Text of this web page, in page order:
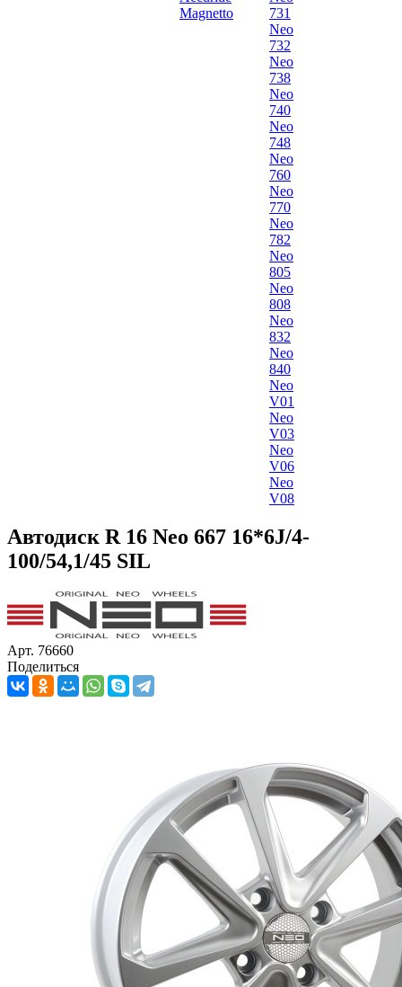
Magnetto
731
Neo
732
Neo
738
Neo
740
Neo
748
Neo
760
Neo
770
Neo
782
Neo
805
Neo
808
Neo
832
Neo
840
Neo
V01
Neo
V03
Neo
V06
Neo
V08
Автодиск R 16 Neo 667 16*6J/4-
100/54,1/45 SIL
Арт. 76660
Поделиться